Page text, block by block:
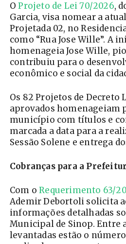
OProjeto de Lei 70/2026,
Garcia, visa nomear a
Projetada 02, no
como “Rua Jose Wille”. A
homenageia Jose Wille,
contribuiu para o
econômico e social da
Os 82 Projetos de Decreto
aprovados homenageiam
município com títulos e
marcada a data para a
Sessão Solene e entrega
Cobranças para a
Com oRequerimento 63/
Ademir Debortoli solicita
informações detalhadas
Municipal de Sinop. Entre
levantadas estão o